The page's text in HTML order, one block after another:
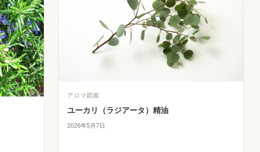
アロマ図鑑
ユーカリ（ラジアータ）精油
2026年5月7日